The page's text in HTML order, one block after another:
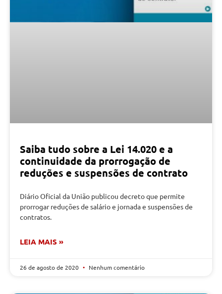
Saiba tudo sobre a Lei 14.020 e a
continuidade da prorrogação de
reduções e suspensões de contrato
Diário Oficial da União publicou decreto que permite
prorrogar reduções de salário e jornada e suspensões de
contratos.
LEIA MAIS »
26 de agosto de 2020 Nenhum comentário